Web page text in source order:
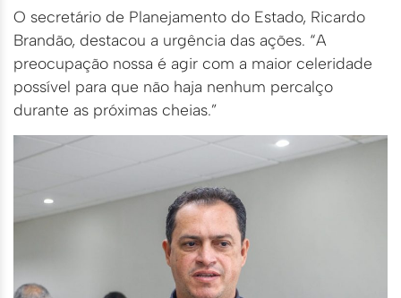
O secretário de Planejamento do Estado, Ricardo
Brandão, destacou a urgência das ações. “A
preocupação nossa é agir com a maior celeridade
possível para que não haja nenhum percalço
durante as próximas cheias.”